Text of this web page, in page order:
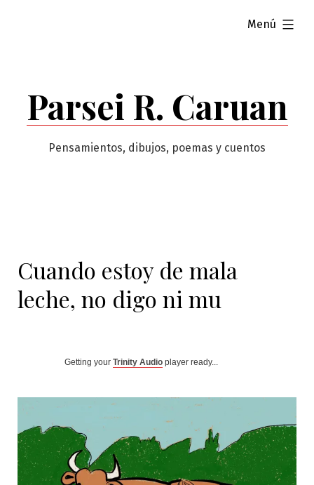
Parsei R. Caruan
Pensamientos, dibujos, poemas y cuentos
Menú
ampliado
Cuando estoy de mala
leche, no digo ni mu
Getting your Trinity Audio player ready...